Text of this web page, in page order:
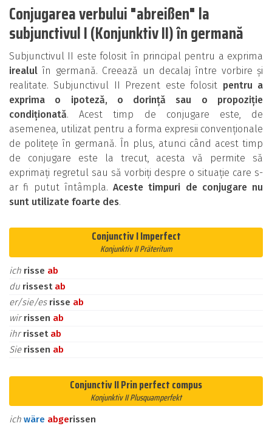
Conjugarea verbului "abreißen" la
subjunctivul I (Konjunktiv II) în germană
Subjunctivul II este folosit în principal pentru a exprima
irealul în germană. Creează un decalaj între vorbire și
realitate. Subjunctivul II Prezent este folosit pentru a
exprima o ipoteză, o dorință sau o propoziție
condiționată. Acest timp de conjugare este, de
asemenea, utilizat pentru a forma expresii convenționale
de politețe în germană. În plus, atunci când acest timp
de conjugare este la trecut, acesta vă permite să
exprimați regretul sau să vorbiți despre o situație care s-
ar fi putut întâmpla. Aceste timpuri de conjugare nu
sunt utilizate foarte des.
Conjunctiv I Imperfect
Konjunktiv II Präteritum
ich risse ab
du rissest ab
er/sie/es risse ab
wirrissen ab
ihrrisset ab
Sie rissen ab
Conjunctiv II Prin perfect compus
Konjunktiv II Plusquamperfekt
ich wäre abgerissen